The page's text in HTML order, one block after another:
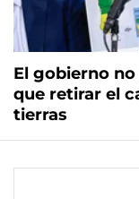
El gobierno
que retirar el
tierras